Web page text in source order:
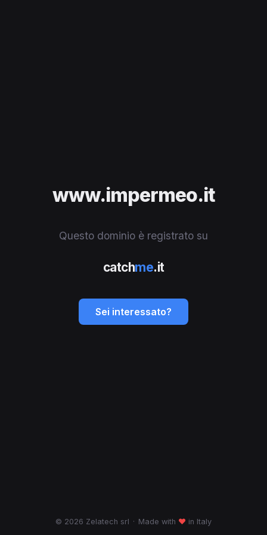
www.impermeo.it
Questo dominio è registrato su
catchme.it
Sei interessato?
© 2026 Zelatech srl · Made with ♥ in Italy